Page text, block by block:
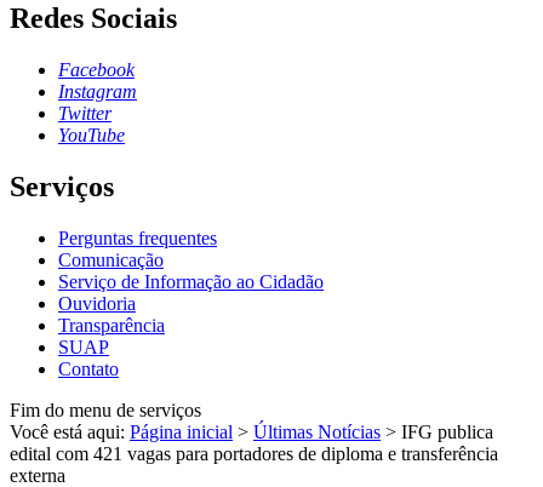
Redes Sociais
Facebook
Instagram
Twitter
YouTube
Serviços
Perguntas frequentes
Comunicação
Serviço de Informação ao Cidadão
Ouvidoria
Transparência
SUAP
Contato
Fim do menu de serviços
Você está aqui: Página inicial > Últimas Notícias > IFG publica
edital com 421 vagas para portadores de diploma e transferência
externa